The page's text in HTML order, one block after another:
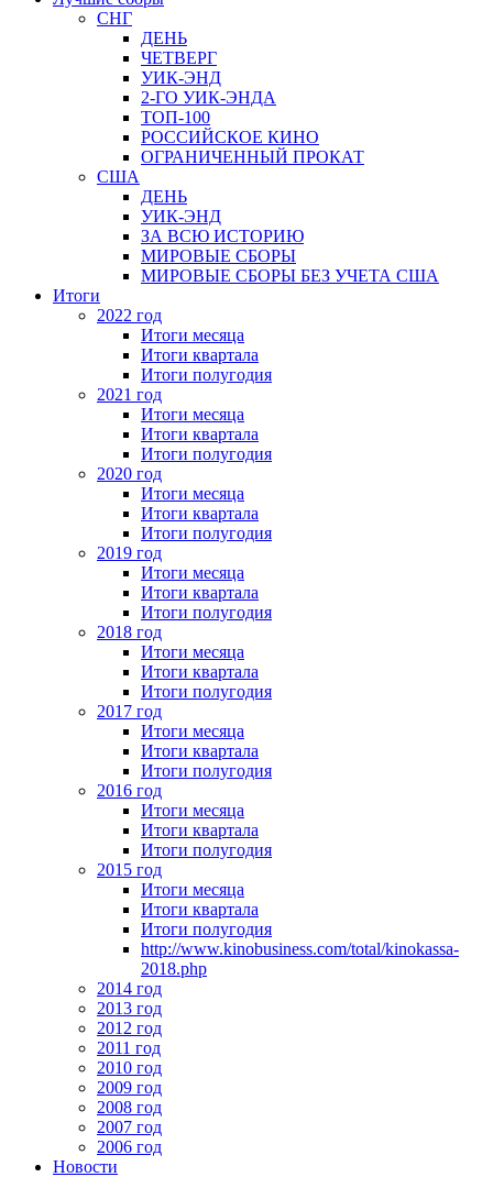
СНГ
ДЕНЬ
ЧЕТВЕРГ
УИК-ЭНД
2-ГО УИК-ЭНДА
ТОП-100
РОССИЙСКОЕ КИНО
ОГРАНИЧЕННЫЙ ПРОКАТ
США
ДЕНЬ
УИК-ЭНД
ЗА ВСЮ ИСТОРИЮ
МИРОВЫЕ СБОРЫ
МИРОВЫЕ СБОРЫ БЕЗ УЧЕТА США
Итоги
2022 год
Итоги месяца
Итоги квартала
Итоги полугодия
2021 год
Итоги месяца
Итоги квартала
Итоги полугодия
2020 год
Итоги месяца
Итоги квартала
Итоги полугодия
2019 год
Итоги месяца
Итоги квартала
Итоги полугодия
2018 год
Итоги месяца
Итоги квартала
Итоги полугодия
2017 год
Итоги месяца
Итоги квартала
Итоги полугодия
2016 год
Итоги месяца
Итоги квартала
Итоги полугодия
2015 год
Итоги месяца
Итоги квартала
Итоги полугодия
http://www.kinobusiness.com/total/kinokassa-
2018.php
2014 год
2013 год
2012 год
2011 год
2010 год
2009 год
2008 год
2007 год
2006 год
Новости